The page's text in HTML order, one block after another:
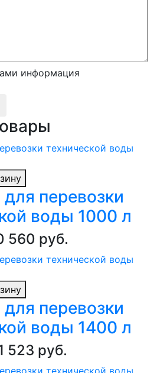
информация
перевозки
воды 1000 л
560 руб.
перевозки
воды 1400 л
523 руб.